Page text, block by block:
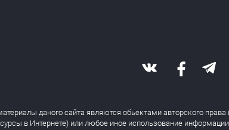
даного сайта являются обьектами авторского права
в Интернете) или любое иное использование